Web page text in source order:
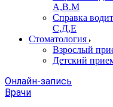
А,В.М
Справка
С,Д,Е
Стоматология
Взрослый
Детский
Онлайн-запись
Врачи